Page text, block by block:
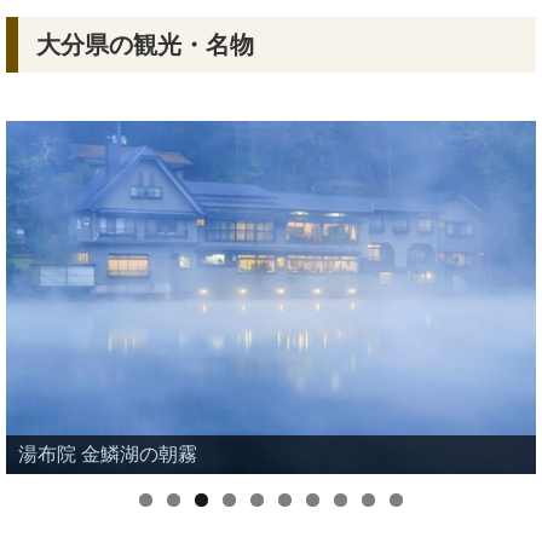
大分県の観光・名物
湯布院 金鱗湖の朝霧